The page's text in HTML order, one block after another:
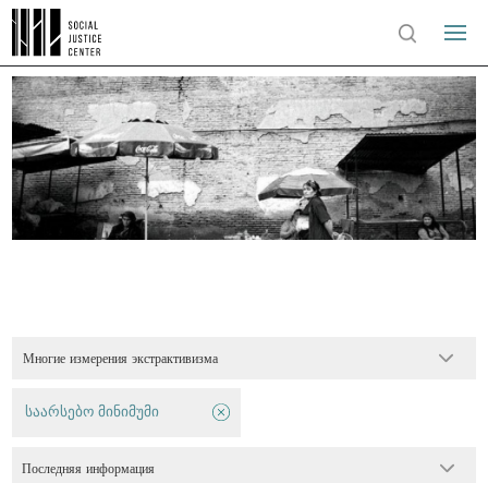
Многие измерения экстрактивизма
საარსებო მინიმუმი
Последняя информация